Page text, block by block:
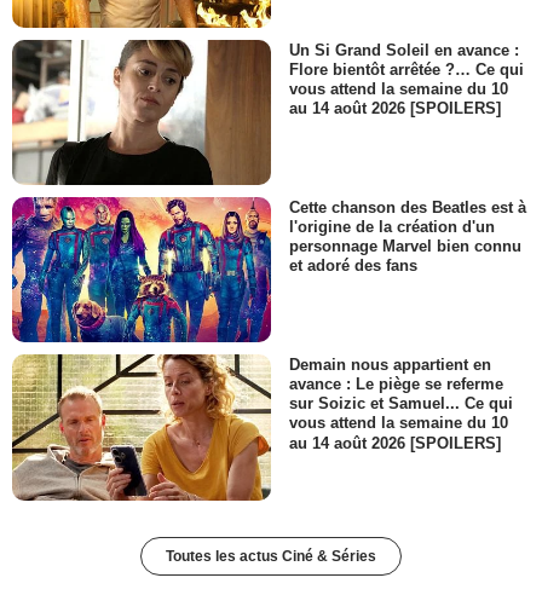
Un Si Grand Soleil en avance :
Flore bientôt arrêtée ?… Ce qui
vous attend la semaine du 10
au 14 août 2026 [SPOILERS]
Cette chanson des Beatles est à
l'origine de la création d'un
personnage Marvel bien connu
et adoré des fans
Demain nous appartient en
avance : Le piège se referme
sur Soizic et Samuel... Ce qui
vous attend la semaine du 10
au 14 août 2026 [SPOILERS]
Toutes les actus Ciné & Séries